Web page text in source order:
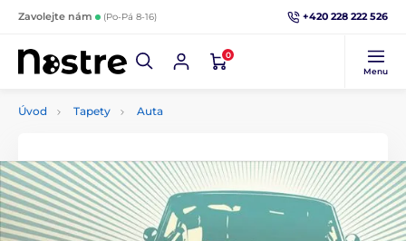
Zavolejte nám (Po-Pá 8-16) +420 228 222 526
0
Menu
Úvod Tapety Auta